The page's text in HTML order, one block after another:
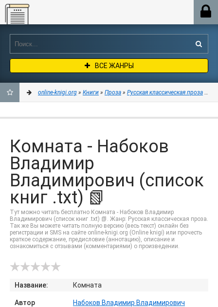
Online-knigi.org
ВСЕ ЖАНРЫ
ЗАКЛАДКИ
online-knigi.org » Книги » Проза » Русская классическая проза »
Комната - Набоков
Владимир
Владимирович (список
книг .txt) 📗
Тут можно читать бесплатно Комната - Набоков Владимир
Владимирович (список книг .txt) 📗. Жанр: Русская классическая проза.
Так же Вы можете читать полную версию (весь текст) онлайн без
регистрации и SMS на сайте online-knigi.org (Online knigi) или прочесть
краткое содержание, предисловие (аннотацию), описание и
ознакомиться с отзывами (комментариями) о произведении.
Название: Комната
Автор Набоков Владимир Владимирович